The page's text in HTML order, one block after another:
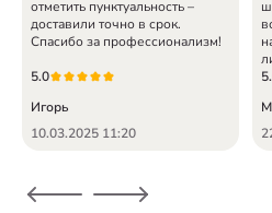
отметить пунктуальность –
доставили точно в срок.
Спасибо за профессионализм!
5.0
Игорь
10.03.2025 11:20